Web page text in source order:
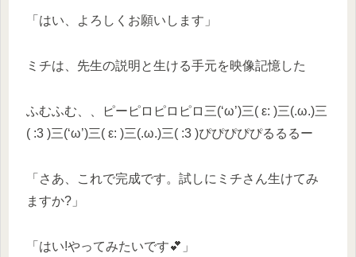
「はい、よろしくお願いします」
ミチは、先生の説明と生ける手元を映像記憶した
ふむふむ、、ピーピロピロピロ三(‘ω’)三( ε: )三(.ω.)三
( :3 )三(‘ω’)三( ε: )三(.ω.)三( :3 )ぴぴぴぴぴるるるー
「さあ、これで完成です。試しにミチさん生けてみ
ますか?」
「はい!やってみたいです︎💕︎」